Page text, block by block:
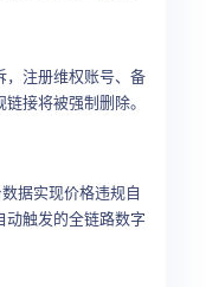
，注册维权账号、备
接将被强制删除。
据实现价格违规自
动触发的全链路数字